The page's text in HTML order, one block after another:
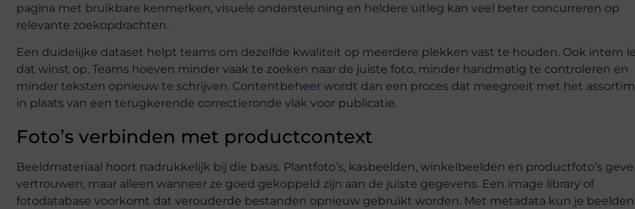
pagina met bruikbare kenmerken, visuele ondersteuning en heldere uitleg kan veel beter concurreren op
relevante zoekopdrachten.
Een duidelijke dataset helpt teams om dezelfde kwaliteit op meerdere plekken vast te houden. Ook intern
dat winst op. Teams hoeven minder vaak te zoeken naar de juiste foto, minder handmatig te controleren en
minder teksten opnieuw te schrijven. Contentbeheer wordt dan een proces dat meegroeit met het
in plaats van een terugkerende correctieronde vlak voor publicatie.
Foto’s verbinden met productcontext
Beeldmateriaal hoort nadrukkelijk bij die basis. Plantfoto’s, kasbeelden, winkelbeelden en productfoto’s
vertrouwen, maar alleen wanneer ze goed gekoppeld zijn aan de juiste gegevens. Een image library of
fotodatabase voorkomt dat verouderde bestanden opnieuw gebruikt worden. Met metadata kun je beelden